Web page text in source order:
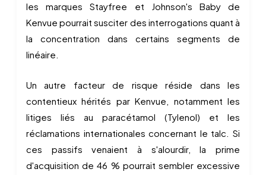
les marques Stayfree et Johnson's Baby de
Kenvue pourrait susciter des interrogations quant à
la concentration dans certains segments de
linéaire.
Un autre facteur de risque réside dans les
contentieux hérités par Kenvue, notamment les
litiges liés au paracétamol (Tylenol) et les
réclamations internationales concernant le talc. Si
ces passifs venaient à s'alourdir, la prime
d'acquisition de 46 % pourrait sembler excessive